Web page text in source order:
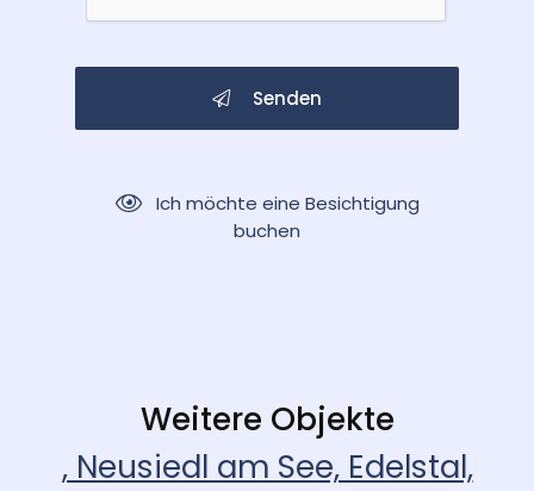
Senden
Ich möchte eine Besichtigung
buchen
Weitere Objekte
, Neusiedl am See, Edelstal,